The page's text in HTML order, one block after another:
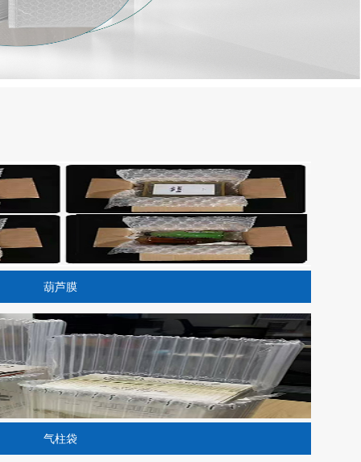
葫芦膜
气柱袋